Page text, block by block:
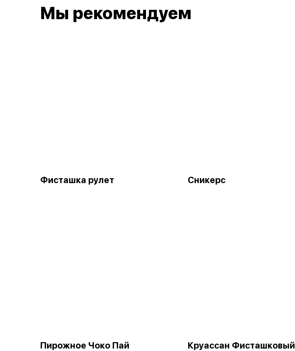
Мы рекомендуем
Фисташка рулет Сникерс
Пирожное Чоко Пай Круассан Фисташковый